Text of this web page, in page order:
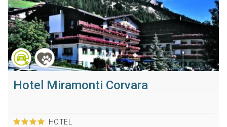
Hotel Miramonti Corvara
HOTEL